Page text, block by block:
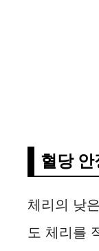
혈당 안
체리의 낮
도 체리를